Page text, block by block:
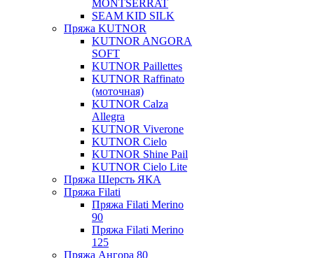
MONTSERRAT
SEAM KID SILK
Пряжа KUTNOR
KUTNOR ANGORA
SOFT
KUTNOR Paillettes
KUTNOR Raffinato
(моточная)
KUTNOR Calza
Allegra
KUTNOR Viverone
KUTNOR Cielo
KUTNOR Shine Pail
KUTNOR Cielo Lite
Пряжа Шерсть ЯКА
Пряжа Filati
Пряжа Filati Merino
90
Пряжа Filati Merino
125
Пряжа Ангора 80